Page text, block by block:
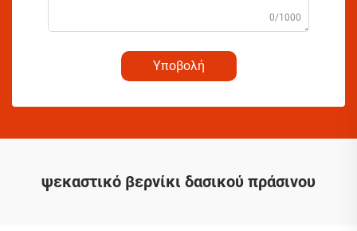
0/1000
Υποβολή
ψεκαστικό βερνίκι δασικού πράσινου